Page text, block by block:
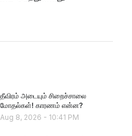
தீவிரம் அடையும் சிறைச்சாலை
மோதல்கள்! காரணம் என்ன?
Aug 8, 2026 - 10:41 PM